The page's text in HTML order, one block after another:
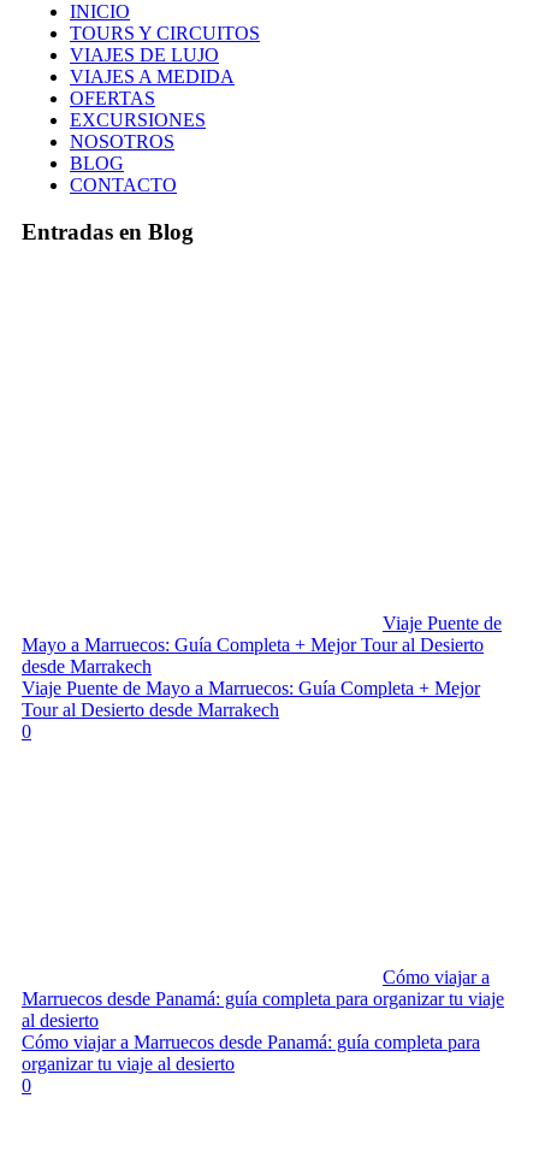
INICIO
TOURS Y CIRCUITOS
VIAJES DE LUJO
VIAJES A MEDIDA
OFERTAS
EXCURSIONES
NOSOTROS
BLOG
CONTACTO
Entradas en Blog
Viaje Puente de
Mayo a Marruecos: Guía Completa + Mejor Tour al Desierto
desde Marrakech
Viaje Puente de Mayo a Marruecos: Guía Completa + Mejor
Tour al Desierto desde Marrakech
0
Cómo viajar a
Marruecos desde Panamá: guía completa para organizar tu viaje
al desierto
Cómo viajar a Marruecos desde Panamá: guía completa para
organizar tu viaje al desierto
0